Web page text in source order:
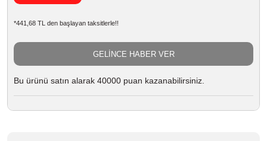
*441,68 TL den başlayan taksitlerle!!
GELİNCE HABER VER
Bu ürünü satın alarak 40000 puan kazanabilirsiniz.